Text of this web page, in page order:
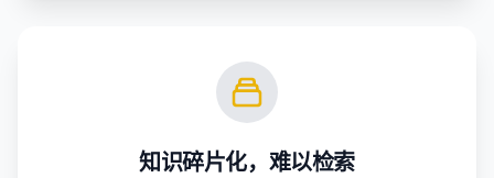
知识碎片化，难以检索